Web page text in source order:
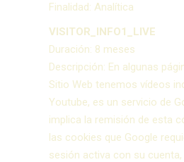
Finalidad: Analítica
VISITOR_INFO1_LIVE
Duración: 8 meses
Descripción: En algunas
Sitio Web tenemos vídeos
Youtube, es un servicio de
implica la remisión de esta
las cookies que Google
sesión activa con su